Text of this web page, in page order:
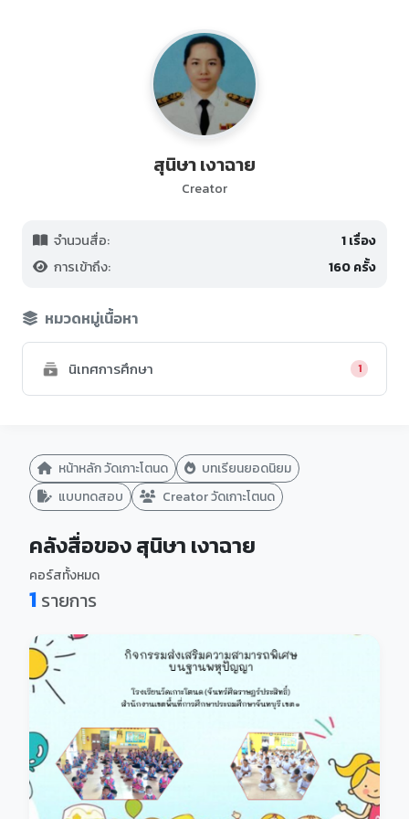
สุนิษา เงาฉาย
Creator
จำนวนสื่อ:
1 เรื่อง
การเข้าถึง:
160 ครั้ง
หมวดหมู่เนื้อหา
นิเทศการศึกษา 1
หน้าหลัก วัดเกาะโตนด
บทเรียนยอดนิยม
แบบทดสอบ
Creator วัดเกาะโตนด
คลังสื่อของ สุนิษา เงาฉาย
คอร์สทั้งหมด
1 รายการ